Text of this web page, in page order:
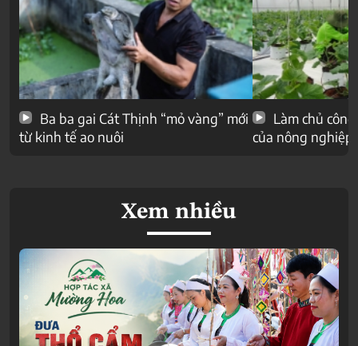
Ba ba gai Cát Thịnh “mỏ vàng” mới
từ kinh tế ao nuôi
Làm chủ
của nông nghiệp
Xem nhiều